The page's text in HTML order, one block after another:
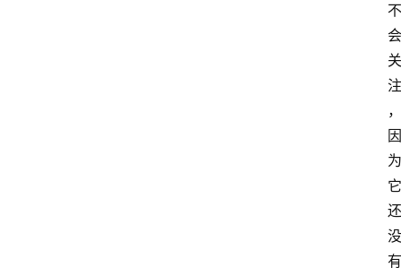
不
会
关
注
，
因
为
它
还
没
有